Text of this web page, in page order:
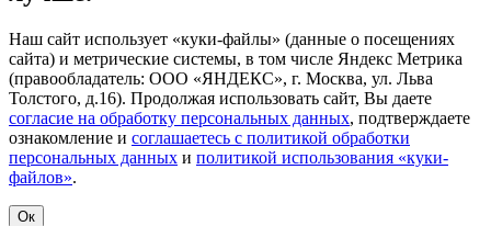
Наш сайт использует «куки-файлы» (данные о посещениях
сайта) и метрические системы, в том числе Яндекс Метрика
(правообладатель: ООО «ЯНДЕКС», г. Москва, ул. Льва
Толстого, д.16). Продолжая использовать сайт, Вы даете
согласие на обработку персональных данных, подтверждаете
ознакомление и соглашаетесь с политикой обработки
персональных данных и политикой использования «куки-
файлов».
Ок